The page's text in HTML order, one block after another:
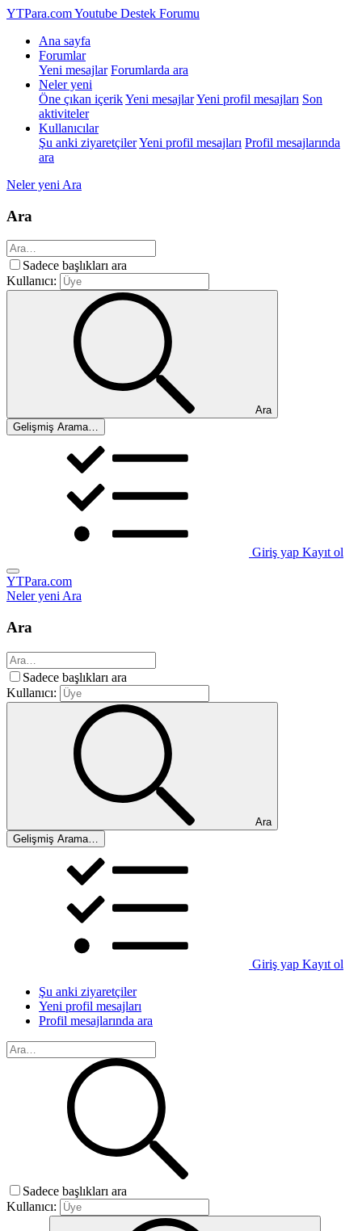
YTPara.comYoutube Destek Forumu
Ana sayfa
Forumlar
Yeni mesajlar Forumlarda ara
Neler yeni
Öne çıkan içerikYeni mesajlarYeni profil mesajları Son
aktiviteler
Kullanıcılar
Şu anki ziyaretçilerYeni profil mesajları Profil mesajlarında
ara
Neler yeni Ara
Ara
Sadece başlıkları ara
Kullanıcı:
Ara
Gelişmiş Arama…
Giriş yap Kayıt ol
YTPara.com
Neler yeniAra
Ara
Sadece başlıkları ara
Kullanıcı:
Ara
Gelişmiş Arama…
Giriş yap Kayıt ol
Şu anki ziyaretçiler
Yeni profil mesajları
Profil mesajlarında ara
Sadece başlıkları ara
Kullanıcı: